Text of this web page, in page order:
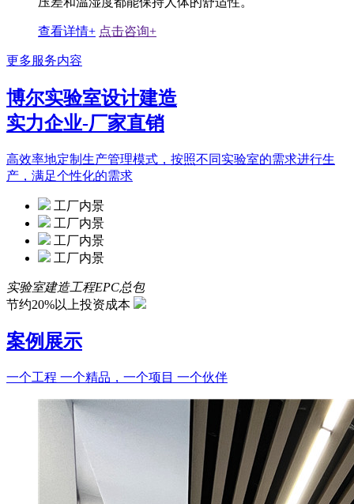
查看详情+ 点击咨询+
更多服务内容
博尔实验室设计建造
实力企业-厂家直销
高效率地定制生产管理模式，按照不同实验室的需求进行生
产，满足个性化的需求
工厂内景
工厂内景
工厂内景
工厂内景
实验室建造工程EPC总包
节约20%以上投资成本
案例展示
一个工程 一个精品，一个项目 一个伙伴